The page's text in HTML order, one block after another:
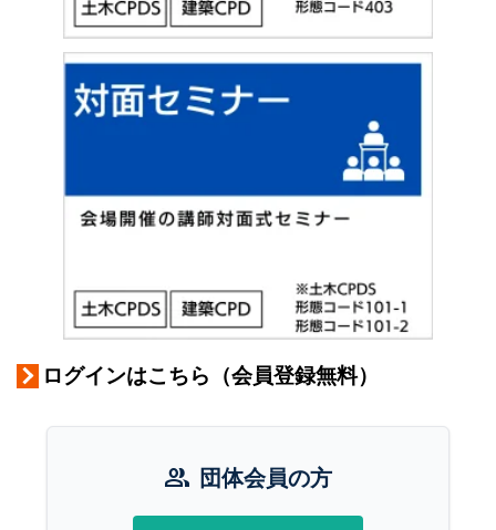
ログインはこちら（会員登録無料）
group 団体会員の方